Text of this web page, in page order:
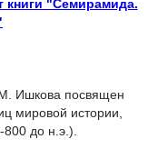
книги "Семирамида.
Ишкова посвящен
мировой истории,
до н.э.).